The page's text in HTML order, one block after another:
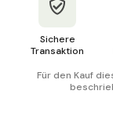
Sichere
Transaktion
Für den Kauf